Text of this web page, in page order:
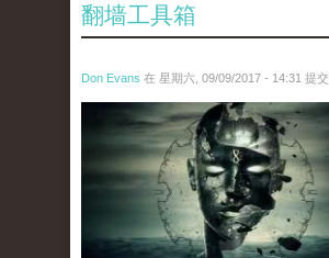
翻墙工具箱
Don Evans 在 星期六, 09/09/2017 - 14:31 提交
wechatimg1085.jpeg